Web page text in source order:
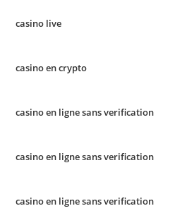
casino live
casino en crypto
casino en ligne sans verification
casino en ligne sans verification
casino en ligne sans verification